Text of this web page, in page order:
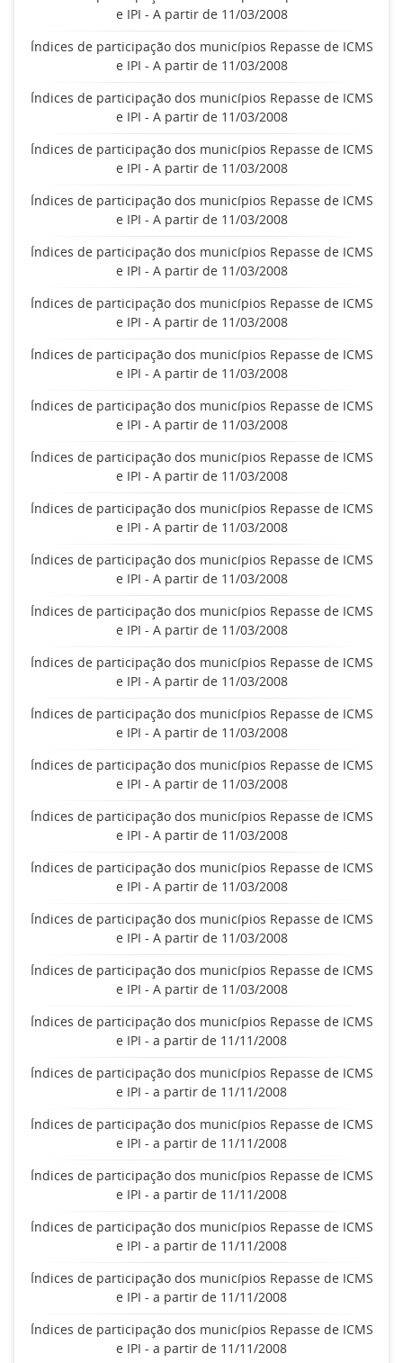
e IPI - A partir de 11/03/2008
Índices de participação dos municípios Repasse de ICMS
e IPI - A partir de 11/03/2008
Índices de participação dos municípios Repasse de ICMS
e IPI - A partir de 11/03/2008
Índices de participação dos municípios Repasse de ICMS
e IPI - A partir de 11/03/2008
Índices de participação dos municípios Repasse de ICMS
e IPI - A partir de 11/03/2008
Índices de participação dos municípios Repasse de ICMS
e IPI - A partir de 11/03/2008
Índices de participação dos municípios Repasse de ICMS
e IPI - A partir de 11/03/2008
Índices de participação dos municípios Repasse de ICMS
e IPI - A partir de 11/03/2008
Índices de participação dos municípios Repasse de ICMS
e IPI - A partir de 11/03/2008
Índices de participação dos municípios Repasse de ICMS
e IPI - A partir de 11/03/2008
Índices de participação dos municípios Repasse de ICMS
e IPI - A partir de 11/03/2008
Índices de participação dos municípios Repasse de ICMS
e IPI - A partir de 11/03/2008
Índices de participação dos municípios Repasse de ICMS
e IPI - A partir de 11/03/2008
Índices de participação dos municípios Repasse de ICMS
e IPI - A partir de 11/03/2008
Índices de participação dos municípios Repasse de ICMS
e IPI - A partir de 11/03/2008
Índices de participação dos municípios Repasse de ICMS
e IPI - A partir de 11/03/2008
Índices de participação dos municípios Repasse de ICMS
e IPI - A partir de 11/03/2008
Índices de participação dos municípios Repasse de ICMS
e IPI - A partir de 11/03/2008
Índices de participação dos municípios Repasse de ICMS
e IPI - A partir de 11/03/2008
Índices de participação dos municípios Repasse de ICMS
e IPI - A partir de 11/03/2008
Índices de participação dos municípios Repasse de ICMS
e IPI - a partir de 11/11/2008
Índices de participação dos municípios Repasse de ICMS
e IPI - a partir de 11/11/2008
Índices de participação dos municípios Repasse de ICMS
e IPI - a partir de 11/11/2008
Índices de participação dos municípios Repasse de ICMS
e IPI - a partir de 11/11/2008
Índices de participação dos municípios Repasse de ICMS
e IPI - a partir de 11/11/2008
Índices de participação dos municípios Repasse de ICMS
e IPI - a partir de 11/11/2008
Índices de participação dos municípios Repasse de ICMS
e IPI - a partir de 11/11/2008